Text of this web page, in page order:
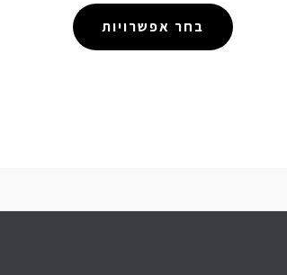
בחר אפשרויות